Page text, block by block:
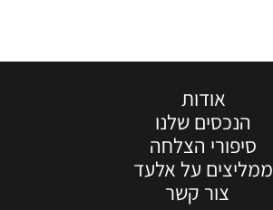
אודות
הנכסים שלנו
סיפורי הצלחה
ממליצים על אלעד
צור קשר